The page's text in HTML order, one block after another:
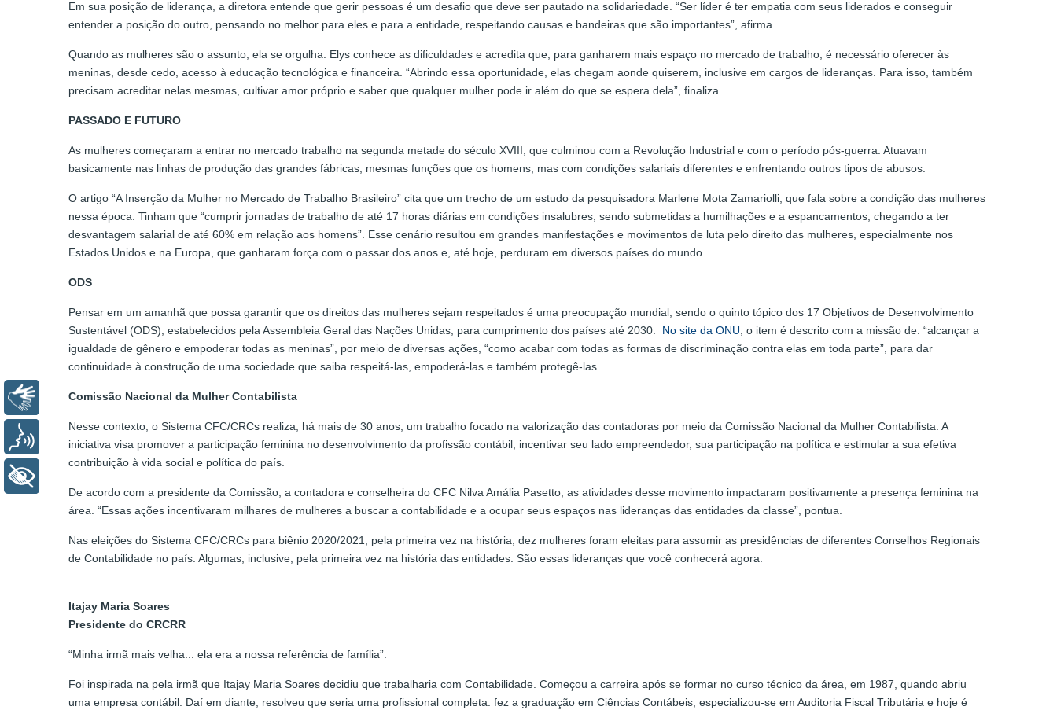
Em sua posição de liderança, a diretora entende que gerir pessoas é um desafio que deve ser pautado na solidariedade. “Ser líder é ter empatia com seus liderados e conseguir
entender a posição do outro, pensando no melhor para eles e para a entidade, respeitando causas e bandeiras que são importantes”, afirma.
Quando as mulheres são o assunto, ela se orgulha. Elys conhece as dificuldades e acredita que, para ganharem mais espaço no mercado de trabalho, é necessário oferecer às
meninas, desde cedo, acesso à educação tecnológica e financeira. “Abrindo essa oportunidade, elas chegam aonde quiserem, inclusive em cargos de lideranças. Para isso, também
precisam acreditar nelas mesmas, cultivar amor próprio e saber que qualquer mulher pode ir além do que se espera dela”, finaliza.
PASSADO E FUTURO
As mulheres começaram a entrar no mercado trabalho na segunda metade do século XVIII, que culminou com a Revolução Industrial e com o período pós-guerra. Atuavam
basicamente nas linhas de produção das grandes fábricas, mesmas funções que os homens, mas com condições salariais diferentes e enfrentando outros tipos de abusos.
O artigo “A Inserção da Mulher no Mercado de Trabalho Brasileiro” cita que um trecho de um estudo da pesquisadora Marlene Mota Zamariolli, que fala sobre a condição das mulheres
nessa época. Tinham que “cumprir jornadas de trabalho de até 17 horas diárias em condições insalubres, sendo submetidas a humilhações e a espancamentos, chegando a ter
desvantagem salarial de até 60% em relação aos homens”. Esse cenário resultou em grandes manifestações e movimentos de luta pelo direito das mulheres, especialmente nos
Estados Unidos e na Europa, que ganharam força com o passar dos anos e, até hoje, perduram em diversos países do mundo.
ODS
Pensar em um amanhã que possa garantir que os direitos das mulheres sejam respeitados é uma preocupação mundial, sendo o quinto tópico dos 17 Objetivos de Desenvolvimento
Sustentável (ODS), estabelecidos pela Assembleia Geral das Nações Unidas, para cumprimento dos países até 2030. No site da ONU, o item é descrito com a missão de: “alcançar a
igualdade de gênero e empoderar todas as meninas”, por meio de diversas ações, “como acabar com todas as formas de discriminação contra elas em toda parte”, para dar
continuidade à construção de uma sociedade que saiba respeitá-las, empoderá-las e também protegê-las.
Comissão Nacional da Mulher Contabilista
Nesse contexto, o Sistema CFC/CRCs realiza, há mais de 30 anos, um trabalho focado na valorização das contadoras por meio da Comissão Nacional da Mulher Contabilista. A
iniciativa visa promover a participação feminina no desenvolvimento da profissão contábil, incentivar seu lado empreendedor, sua participação na política e estimular a sua efetiva
contribuição à vida social e política do país.
De acordo com a presidente da Comissão, a contadora e conselheira do CFC Nilva Amália Pasetto, as atividades desse movimento impactaram positivamente a presença feminina na
área. “Essas ações incentivaram milhares de mulheres a buscar a contabilidade e a ocupar seus espaços nas lideranças das entidades da classe”, pontua.
Nas eleições do Sistema CFC/CRCs para biênio 2020/2021, pela primeira vez na história, dez mulheres foram eleitas para assumir as presidências de diferentes Conselhos Regionais
de Contabilidade no país. Algumas, inclusive, pela primeira vez na história das entidades. São essas lideranças que você conhecerá agora.
Itajay Maria Soares
Presidente do CRCRR
“Minha irmã mais velha... ela era a nossa referência de família”.
Foi inspirada na pela irmã que Itajay Maria Soares decidiu que trabalharia com Contabilidade. Começou a carreira após se formar no curso técnico da área, em 1987, quando abriu
uma empresa contábil. Daí em diante, resolveu que seria uma profissional completa: fez a graduação em Ciências Contábeis, especializou-se em Auditoria Fiscal Tributária e hoje é
Libras